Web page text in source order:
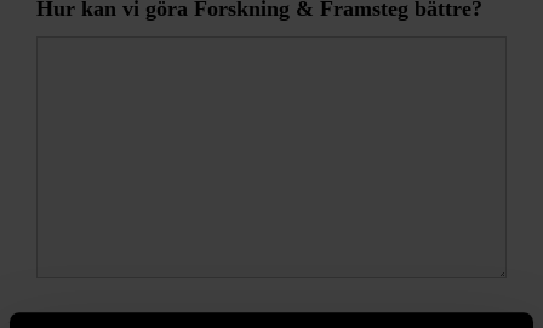
Hur kan vi göra Forskning & Framsteg bättre?